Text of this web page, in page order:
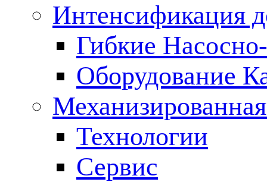
Интенсификация
Гибкие
Оборудование
Технологии
Сервис